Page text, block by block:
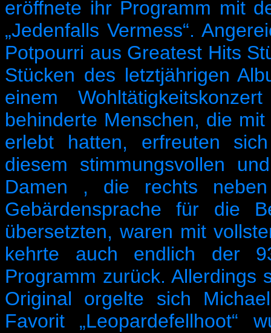
eröffnete ihr Programm mit
„Jedenfalls Vermess“.
Potpourri aus Greatest Hits
Stücken des letztjährigen
einem
behinderte Menschen, die
erlebt hatten, erfreuten
diesem stimmungsvollen
Damen , die rechts
Gebärdensprache für die
übersetzten, waren mit
kehrte auch endlich der
Programm zurück. Allerdings
Original orgelte sich
Favorit